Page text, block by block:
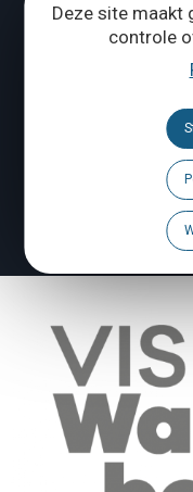
Deze site maakt
controle
Volg
Brochures
Een